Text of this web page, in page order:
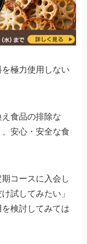
極力使用しない
食品の排除な
安心・安全な食
コースに入会し
試してみたい」
検討してみては